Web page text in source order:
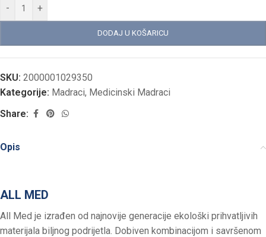
- +
DODAJ U KOŠARICU
SKU: 2000001029350
Kategorije: Madraci, Medicinski Madraci
Share:
Opis
ALL MED
All Med je izrađen od najnovije generacije ekološki prihvatljivih
materijala biljnog podrijetla. Dobiven kombinacijom i savršenom